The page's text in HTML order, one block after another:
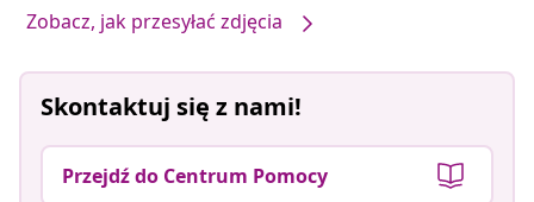
Zobacz, jak przesyłać zdjęcia
Skontaktuj się z nami!
Przejdź do Centrum Pomocy